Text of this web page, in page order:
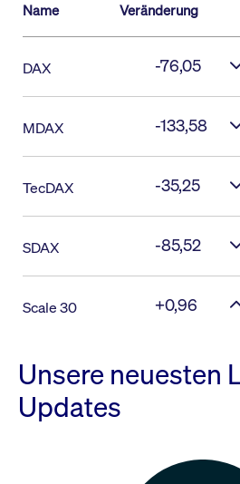
Name Veränderung
DAX -76,05
MDAX -133,58
TecDAX -35,25
SDAX -85,52
Scale 30 +0,96
Unsere neuesten
Updates